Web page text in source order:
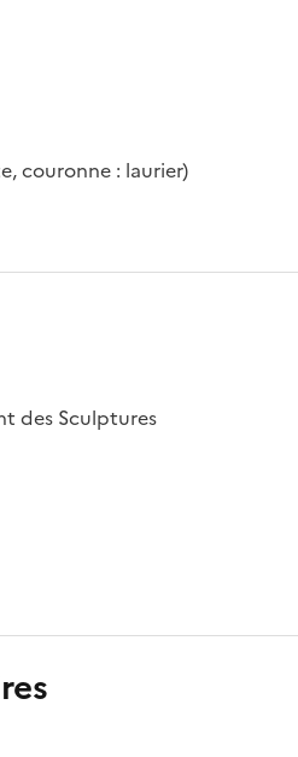
couronne : laurier)
des Sculptures